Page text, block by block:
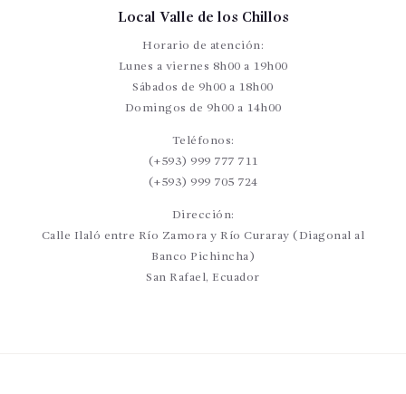
Local Valle de los Chillos
Horario de atención:
Lunes a viernes 8h00 a 19h00
Sábados de 9h00 a 18h00
Domingos de 9h00 a 14h00
Teléfonos:
(+593) 999 777 711
(+593) 999 705 724
Dirección:
Calle Ilaló entre Río Zamora y Río Curaray (Diagonal al
Banco Pichincha)
San Rafael, Ecuador